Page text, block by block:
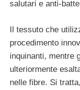
salutari e anti-
Il tessuto che
procedimento
inquinanti, mentre
ulteriormente
nelle fibre. Si